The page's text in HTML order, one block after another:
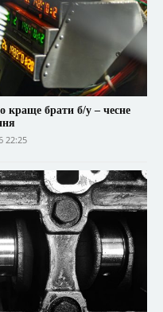
краще брати б/у – чесне
22:25